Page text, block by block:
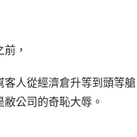
，
人從經濟倉升等到頭等
公司的奇恥大辱。